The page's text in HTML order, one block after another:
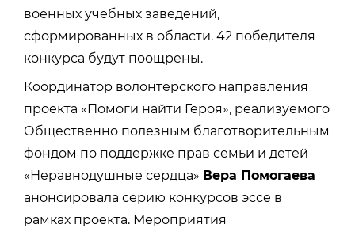
военных учебных заведений,
сформированных в области. 42 победителя
конкурса будут поощрены.
Координатор волонтерского направления
проекта «Помоги найти Героя», реализуемого
Общественно полезным благотворительным
фондом по поддержке прав семьи и детей
«Неравнодушные сердца» Вера Помогаева
анонсировала серию конкурсов эссе в
рамках проекта. Мероприятия